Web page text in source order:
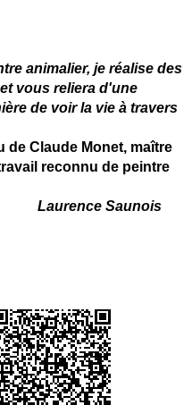
animalier, je réalise des
vous reliera d'une
de voir la vie à travers
de Claude Monet, maître
reconnu de peintre
Laurence Saunois